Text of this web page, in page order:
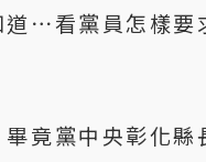
道⋯看黨員怎樣要
竟黨中央彰化縣